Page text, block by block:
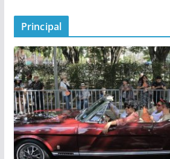
Principal